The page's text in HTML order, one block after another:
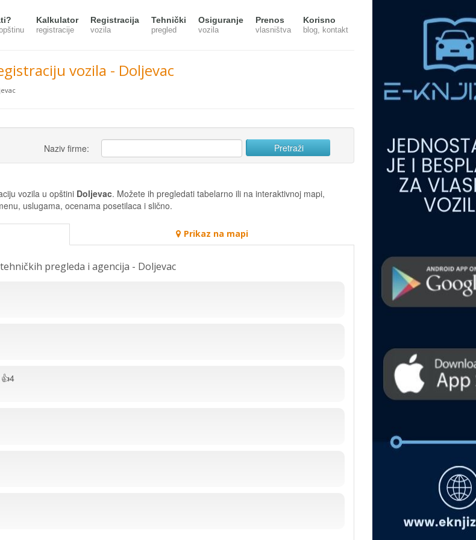
Kalkulator
registracije
Registracija
vozila
Tehnički
pregled
Osiguranje
vozila
Prenos
vlasništva
Korisno
blog, kontakt
vozila - Doljevac
Naziv firme:
vozila u opštini Doljevac. Možete ih pregledati tabelarno ili na interaktivnoj mapi,
uslugama, ocenama posetilaca i slično.
Prikaz na mapi
pregleda i agencija - Doljevac
👍4